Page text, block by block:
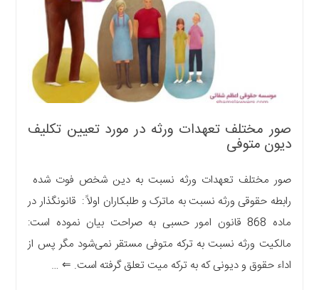
صور مختلف تعهدات ورثه در مورد تعیین تکلیف
دیون متوفی
صور مختلف تعهدات ورثه نسبت به دین شخص فوت شده
رابطه حقوقی ورثه نسبت به ماترک و طلبکاران اولاً : قانونگذار در
ماده 868 قانون امور حسبی به صراحت بیان نموده است:
مالکیت ورثه نسبت به ترکه متوفی مستقر نمی‌شود مگر پس از
اداء حقوق و دیونی که به ترکه میت تعلق گرفته است. ⇐ …